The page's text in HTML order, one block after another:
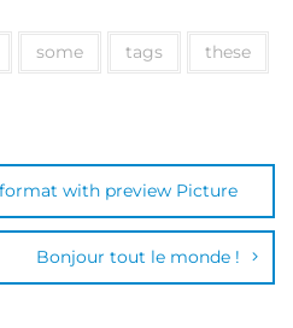
some tags these
with preview Picture
Bonjour tout le monde !